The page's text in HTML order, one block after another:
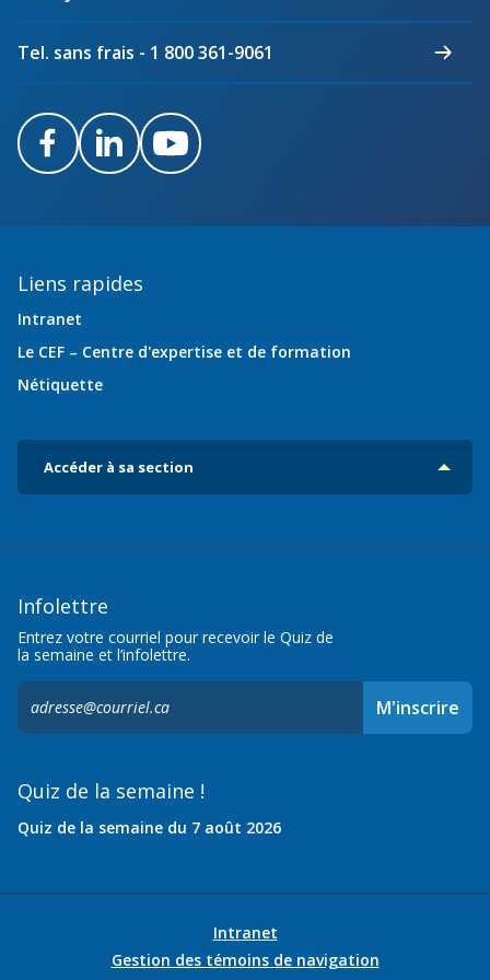
Tel. sans frais - 1 800 361-9061
FacebookLinkedInYoutube
Liens rapides
Intranet
Le CEF – Centre d'expertise et de formation
Nétiquette
Accéder à sa section
Infolettre
Entrez votre courriel pour recevoir le Quiz de
la semaine et l’infolettre.
M'inscrire
Quiz de la semaine !
Quiz de la semaine du 7 août 2026
Intranet
Gestion des témoins de navigation